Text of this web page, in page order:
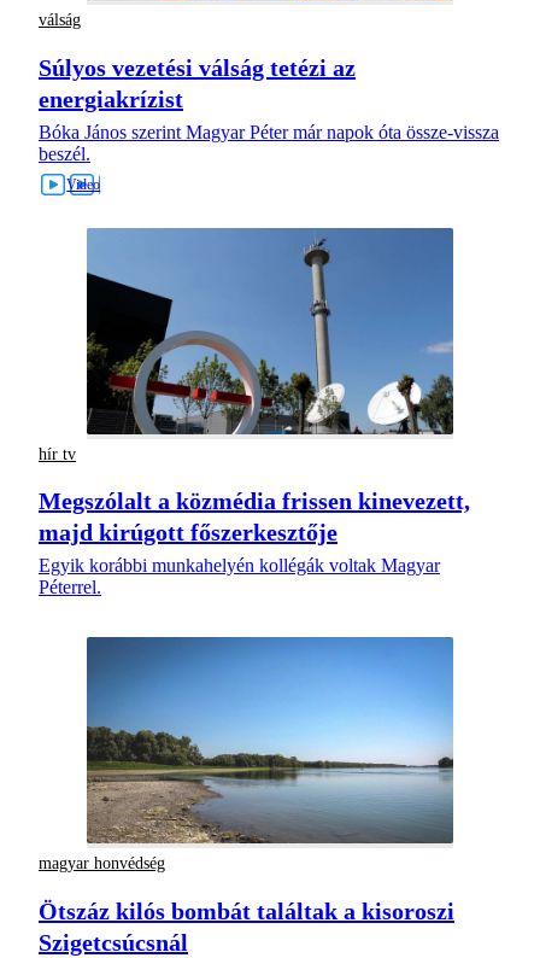
válság
Súlyos vezetési válság tetézi az
energiakrízist
Bóka János szerint Magyar Péter már napok óta össze-vissza
beszél.
hír tv
Megszólalt a közmédia frissen kinevezett,
majd kirúgott főszerkesztője
Egyik korábbi munkahelyén kollégák voltak Magyar
Péterrel.
magyar honvédség
Ötszáz kilós bombát találtak a kisoroszi
Szigetcsúcsnál